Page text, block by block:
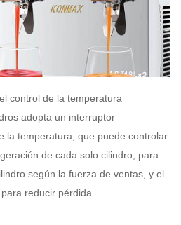
impulsión magnética
29KG
MANDO
Shangai
USD
Garantía 1 año
control de la temperatura
adopta un interruptor
la temperatura, que puede controlar
de cada solo cilindro, para
según la fuerza de ventas, y el
reducir pérdida.